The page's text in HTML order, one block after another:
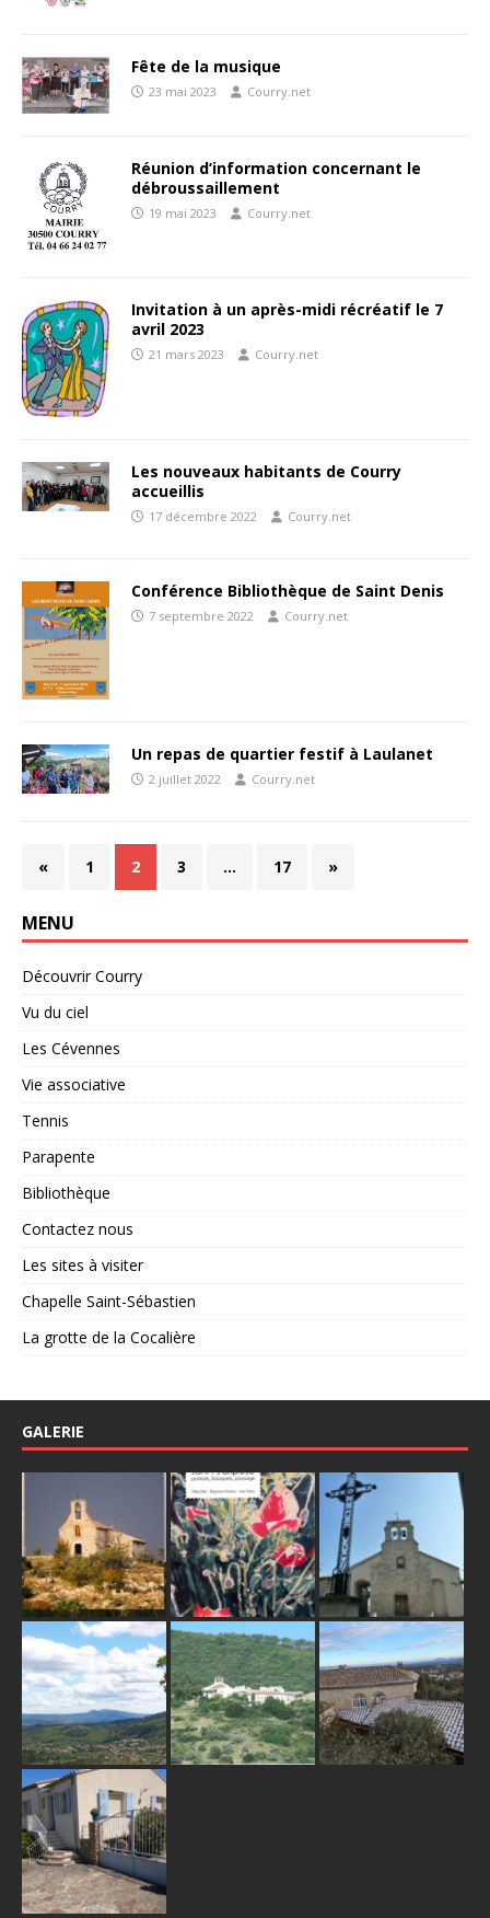
Fête de la musique
23 mai 2023 Courry.net
Réunion d’information concernant le
débroussaillement
19 mai 2023 Courry.net
Invitation à un après-midi récréatif le 7
avril 2023
21 mars 2023 Courry.net
Les nouveaux habitants de Courry
accueillis
17 décembre 2022 Courry.net
Conférence Bibliothèque de Saint Denis
7 septembre 2022 Courry.net
Un repas de quartier festif à Laulanet
2 juillet 2022 Courry.net
« 1 2 3 … 17 »
MENU
Découvrir Courry
Vu du ciel
Les Cévennes
Vie associative
Tennis
Parapente
Bibliothèque
Contactez nous
Les sites à visiter
Chapelle Saint-Sébastien
La grotte de la Cocalière
GALERIE